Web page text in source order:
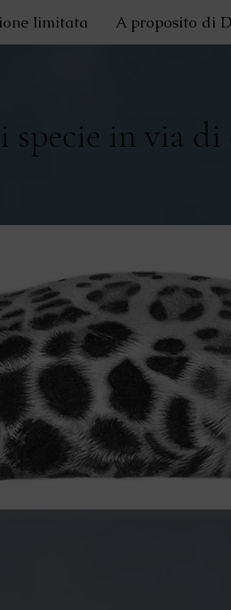
limitata A proposito di
in via di